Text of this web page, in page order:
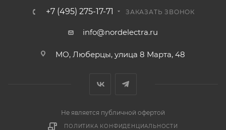
+7 (495) 275-17-71 ЗАКАЗАТЬ ЗВОНОК
info@nordelectra.ru
МО, Люберцы, улица 8 Марта, 48
Не является публичной офертой
ПОЛИТИКА КОНФИДЕНЦИАЛЬНОСТИ